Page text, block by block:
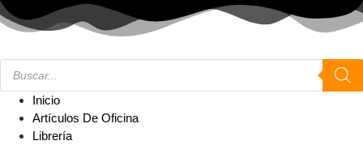
Inicio
Artículos De Oficina
Librería